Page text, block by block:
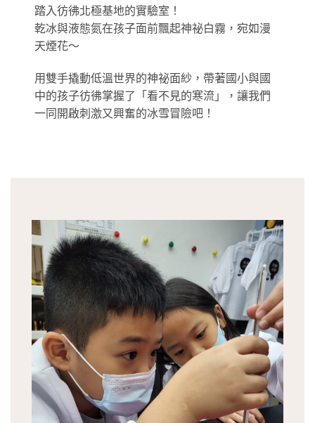
踏入彷彿北極基地的實驗室！
乾冰與液態氮在孩子面前飄起神祕白霧，宛如漫
天煙花～
用雙手撬動低溫世界的神祕面紗，帶著國小與國
中的孩子彷彿掌握了「看不見的寒流」，讓我們
一同開啟刺激又興奮的冰雪冒險吧！